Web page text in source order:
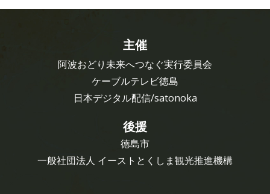
主催
阿波おどり未来へつなぐ実行委員会
ケーブルテレビ徳島
日本デジタル配信/satonoka
後援
徳島市
一般社団法人 イーストとくしま観光推進機構